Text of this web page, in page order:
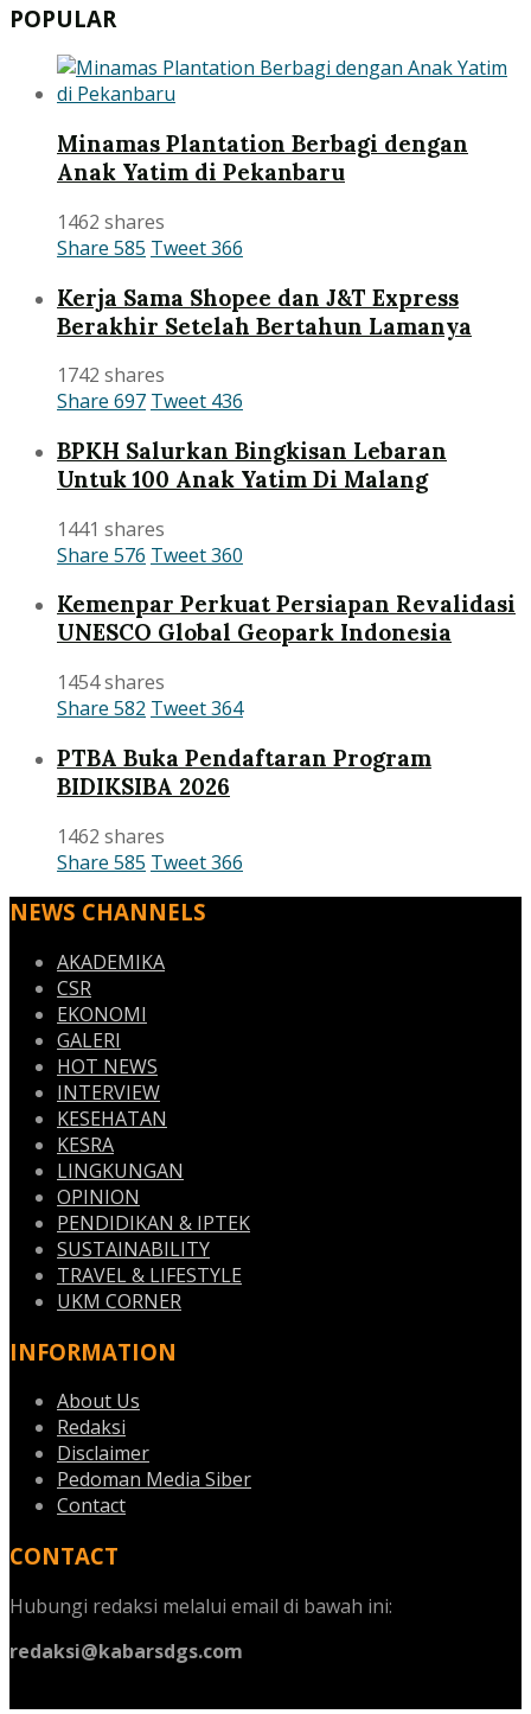
POPULAR
Minamas Plantation Berbagi dengan
Anak Yatim di Pekanbaru
1462 shares
Share 585 Tweet366
Kerja Sama Shopee dan J&T Express
Berakhir Setelah Bertahun Lamanya
1742 shares
Share 697 Tweet 436
BPKH Salurkan Bingkisan Lebaran
Untuk 100 Anak Yatim Di Malang
1441 shares
Share 576 Tweet360
Kemenpar Perkuat Persiapan Revalidasi
UNESCO Global Geopark Indonesia
1454 shares
Share 582 Tweet364
PTBA Buka Pendaftaran Program
BIDIKSIBA 2026
1462 shares
Share 585 Tweet366
NEWS CHANNELS
AKADEMIKA
CSR
EKONOMI
GALERI
HOT NEWS
INTERVIEW
KESEHATAN
KESRA
LINGKUNGAN
OPINION
PENDIDIKAN & IPTEK
SUSTAINABILITY
TRAVEL & LIFESTYLE
UKM CORNER
INFORMATION
About Us
Redaksi
Disclaimer
Pedoman Media Siber
Contact
CONTACT
Hubungi redaksi melalui email di bawah ini:
redaksi@kabarsdgs.com